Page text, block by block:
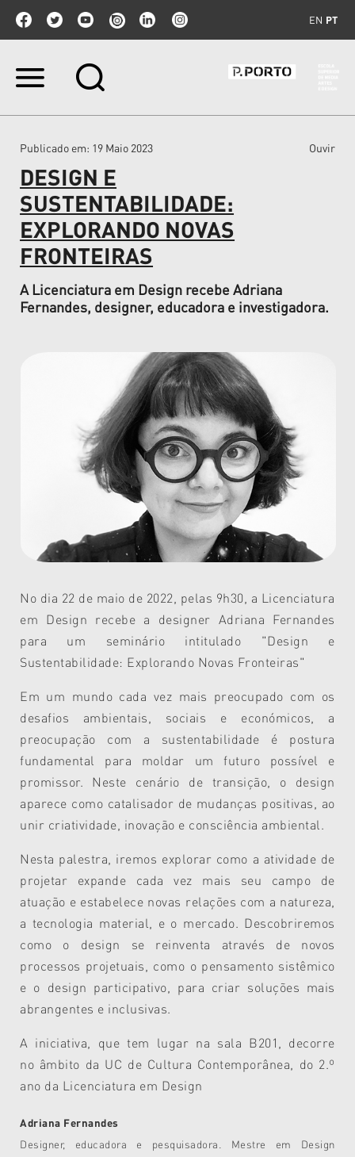
EN PT
Ir
Ir
navegação
Publicado em: 19 Maio 2023 Ouvir
DESIGN E
SUSTENTABILIDADE:
EXPLORANDO NOVAS
FRONTEIRAS
A Licenciatura em Design recebe Adriana
Fernandes, designer, educadora e investigadora.
No dia 22 de maio de 2022, pelas 9h30, a Licenciatura
em Design recebe a designer Adriana Fernandes
para um seminário intitulado "Design e
Sustentabilidade: Explorando Novas Fronteiras"
Em um mundo cada vez mais preocupado com os
desafios ambientais, sociais e económicos, a
preocupação com a sustentabilidade é postura
fundamental para moldar um futuro possível e
promissor. Neste cenário de transição, o design
aparece como catalisador de mudanças positivas, ao
unir criatividade, inovação e consciência ambiental.
Nesta palestra, iremos explorar como a atividade de
projetar expande cada vez mais seu campo de
atuação e estabelece novas relações com a natureza,
a tecnologia material, e o mercado. Descobriremos
como o design se reinventa através de novos
processos projetuais, como o pensamento sistêmico
e o design participativo, para criar soluções mais
abrangentes e inclusivas.
A iniciativa, que tem lugar na sala B201, decorre
no âmbito da UC de Cultura Contemporânea, do 2.º
ano da Licenciatura em Design
Adriana Fernandes
Designer, educadora e pesquisadora. Mestre em Design